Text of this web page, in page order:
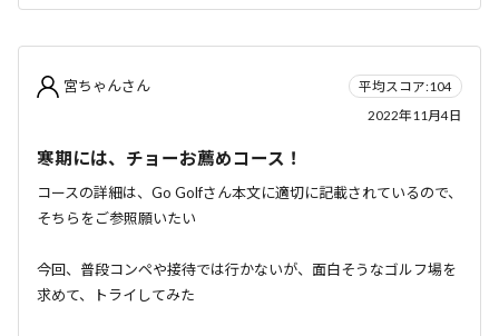
宮ちゃんさん
平均スコア:104
2022年11月4日
寒期には、チョーお薦めコース！
コースの詳細は、Go Golfさん本文に適切に記載されているので、
そちらをご参照願いたい
今回、普段コンペや接待では行かないが、面白そうなゴルフ場を
求めて、トライしてみた